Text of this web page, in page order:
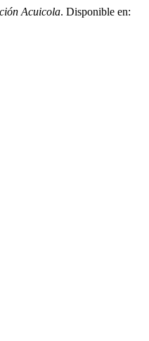
Acuicola. Disponible en: